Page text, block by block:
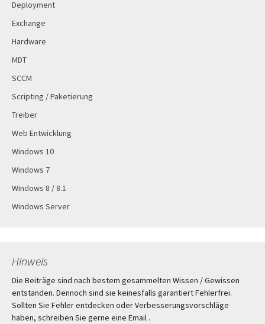
Deployment
Exchange
Hardware
MDT
SCCM
Scripting / Paketierung
Treiber
Web Entwicklung
Windows 10
Windows 7
Windows 8 / 8.1
Windows Server
Hinweis
Die Beiträge sind nach bestem gesammelten Wissen / Gewissen
entstanden. Dennoch sind sie keinesfalls garantiert Fehlerfrei.
Sollten Sie Fehler entdecken oder Verbesserungsvorschläge
haben, schreiben Sie gerne eine Email .